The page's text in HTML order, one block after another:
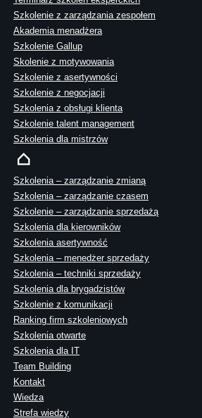
Szkolenie z zarządzania zespołem
Akademia menadżera
Szkolenie Gallup
Skolenie z motywowania
Szkolenie z asertywności
Szkolenie z negocjacji
Szkolenia z obsługi klienta
Szkolenie talent management
Szkolenia dla mistrzów
Szkolenia – zarządzanie zmianą
Szkolenia – zarządzanie czasem
Szkolenie – zarządzanie sprzedażą
Szkolenia dla kierowników
Szkolenia asertywność
Szkolenia – menedżer sprzedaży
Szkolenia – techniki sprzedaży
Szkolenia dla brygadzistów
Szkolenie z komunikacji
Ranking firm szkoleniowych
Szkolenia otwarte
Szkolenia dla IT
Team Building
Kontakt
Wiedza
Strefa wiedzy